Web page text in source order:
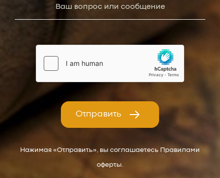
Отправить
Нажимая «Отправить», вы соглашаетесь Правилами
оферты.